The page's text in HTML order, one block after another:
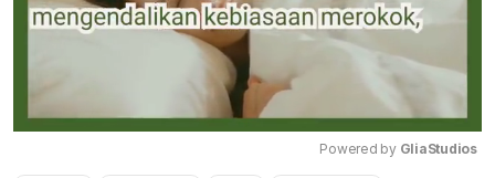
Powered by GliaStudios